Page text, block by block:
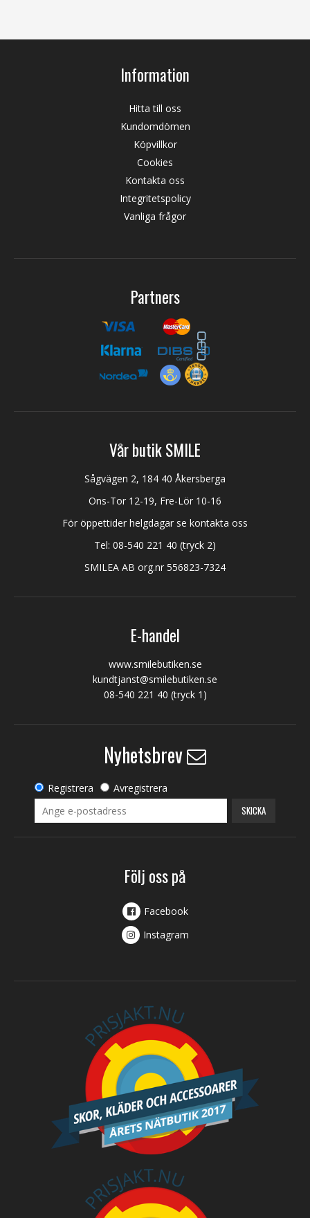
Information
Hitta till oss
Kundomdömen
Köpvillkor
Cookies
Kontakta oss
Integritetspolicy
Vanliga frågor
Partners
Vår butik SMILE
Sågvägen 2, 184 40 Åkersberga
Ons-Tor 12-19, Fre-Lör 10-16
För öppettider helgdagar se kontakta oss
Tel: 08-540 221 40 (tryck 2)
SMILEA AB org.nr 556823-7324
E-handel
www.smilebutiken.se
kundtjanst@smilebutiken.se
08-540 221 40 (tryck 1)
Nyhetsbrev
Registrera Avregistrera
SKICKA
Följ oss på
Facebook
Instagram